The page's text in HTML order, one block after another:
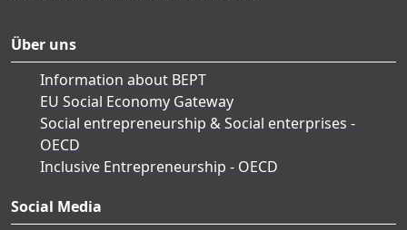
Über uns
Information about BEPT
EU Social Economy Gateway
Social entrepreneurship & Social enterprises -
OECD
Inclusive Entrepreneurship - OECD
Social Media